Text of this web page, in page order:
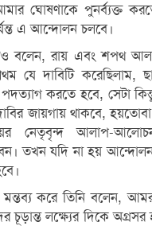
ঘোষণাকে পুনর্ব্যক্ত
এ আন্দোলন চলবে।
বলেন, রায় এবং শপথ
যে দাবিটি করেছিলাম,
পদত্যাগ করতে হবে, সেটা
জায়গায় থাকবে,
নেতৃবৃন্দ আলাপ-
তখন যদি না হয়
মন্তব্য করে তিনি বলেন,
চূড়ান্ত লক্ষ্যের দিকে